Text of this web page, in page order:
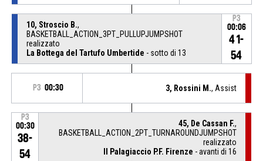
10, Stroscio B.,
BASKETBALL_ACTION_3PT_PULLUPJUMPSHOT
realizzato
La Bottega del Tartufo Umbertide - sotto di 13
P3
00:06
41-
54
P3 00:30 3, Rossini M., Assist
P3
00:30
38-
54
45, De Cassan F.,
BASKETBALL_ACTION_2PT_TURNAROUNDJUMPSHOT
realizzato
Il Palagiaccio P.F. Firenze - avanti di 16